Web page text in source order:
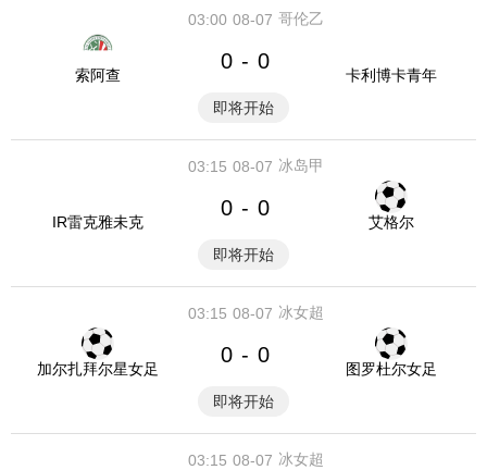
08-07
03:00 哥伦乙
索阿查
0 - 0
卡利博卡青年
即将开始
08-07
03:15 冰岛甲
IR雷克雅未克
0 - 0
艾格尔
即将开始
08-07
03:15 冰女超
加尔扎拜尔星女足
0 - 0
图罗杜尔女足
即将开始
08-07
03:15 冰女超